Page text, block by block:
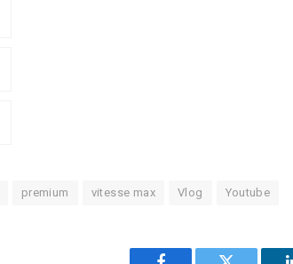
premium vitesse max Vlog Youtube